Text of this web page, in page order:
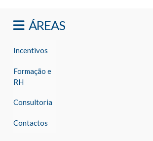
ÁREAS
Incentivos
Formação e
RH
Consultoria
Contactos